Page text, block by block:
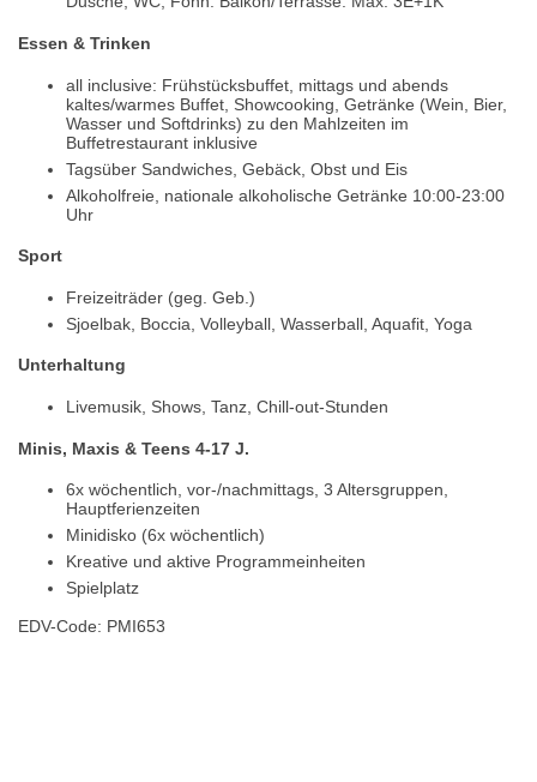
Essen & Trinken
all inclusive: Frühstücksbuffet, mittags und abends
kaltes/warmes Buffet, Showcooking, Getränke (Wein, Bier,
Wasser und Softdrinks) zu den Mahlzeiten im
Buffetrestaurant inklusive
Tagsüber Sandwiches, Gebäck, Obst und Eis
Alkoholfreie, nationale alkoholische Getränke 10:00-23:00
Uhr
Sport
Freizeiträder (geg. Geb.)
Sjoelbak, Boccia, Volleyball, Wasserball, Aquafit, Yoga
Unterhaltung
Livemusik, Shows, Tanz, Chill-out-Stunden
Minis, Maxis & Teens 4-17 J.
6x wöchentlich, vor-/nachmittags, 3 Altersgruppen,
Hauptferienzeiten
Minidisko (6x wöchentlich)
Kreative und aktive Programmeinheiten
Spielplatz
EDV-Code: PMI653